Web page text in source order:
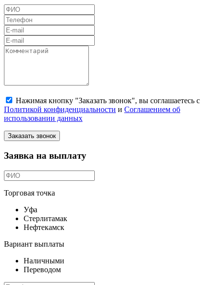
Нажимая кнопку "Заказать звонок", вы соглашаетесь с
Политикой конфиденциальности и Соглашением об
использовании данных
Заказать звонок
Заявка на выплату
Торговая точка
Уфа
Стерлитамак
Нефтекамск
Вариант выплаты
Наличными
Переводом